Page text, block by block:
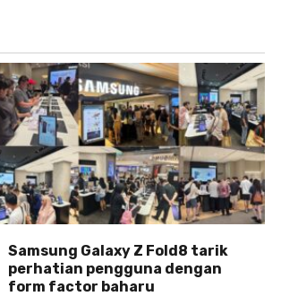
Samsung Galaxy Z Fold8 tarik
perhatian pengguna dengan
form factor baharu